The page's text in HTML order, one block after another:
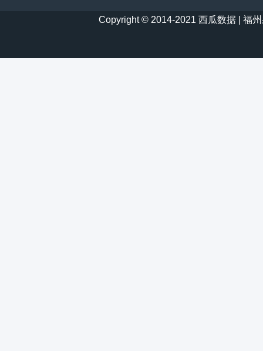
Copyright © 2014-2021 西瓜数据 | 福